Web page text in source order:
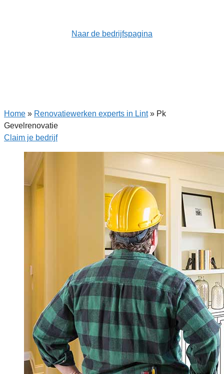
Naar de bedrijfspagina
Home » Renovatiewerken experts in Lint» Pk
Gevelrenovatie
Claim je bedrijf